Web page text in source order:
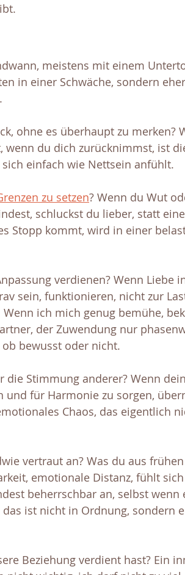
meistens mit einem
in einer Schwäche, sondern
ohne es überhaupt zu merken?
wenn du dich zurücknimmst, ist
einfach wie Nettsein anfühlt.
zu setzen? Wenn du Wut
schluckst du lieber, statt
Stopp kommt, wird in einer
verdienen? Wenn Liebe
sein, funktionieren, nicht zur
ich mich genug bemühe,
der Zuwendung nur
bewusst oder nicht.
Stimmung anderer? Wenn
und für Harmonie zu sorgen,
Chaos, das eigentlich
vertraut an? Was du aus frühen
emotionale Distanz, fühlt
beherrschbar an, selbst wenn
ist nicht in Ordnung, sondern
Beziehung verdient hast? Ein